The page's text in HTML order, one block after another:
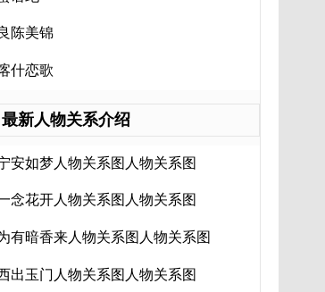
陈美锦
什恋歌
最新人物关系介绍
安如梦人物关系图人物关系图
念花开人物关系图人物关系图
有暗香来人物关系图人物关系图
出玉门人物关系图人物关系图